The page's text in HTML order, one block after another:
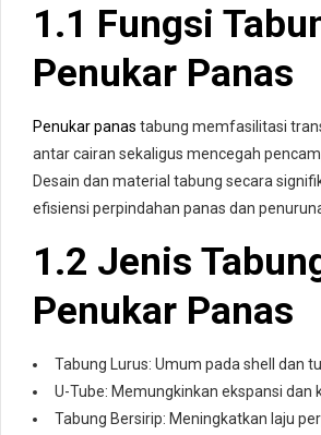
1.1 Fungsi
Penukar Panas
Penukar panas tabung memfasilitasi
antar cairan sekaligus mencegah
Desain dan material tabung secara
efisiensi perpindahan panas dan
1.2 Jenis
Penukar Panas
Tabung Lurus: Umum pada shell dan
U-Tube: Memungkinkan ekspansi dan
Tabung Bersirip: Meningkatkan laju